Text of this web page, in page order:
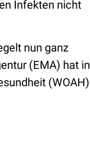
Infekten nicht
nun ganz
(EMA) hat in
(WOAH)